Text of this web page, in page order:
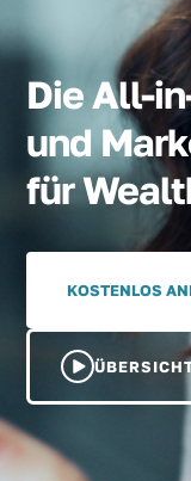
Die All-
und
für
KOSTENLOS